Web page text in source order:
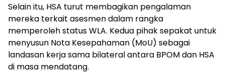
Selain itu, HSA turut membagikan pengalaman
mereka terkait asesmen dalam rangka
memperoleh status WLA. Kedua pihak sepakat untuk
menyusun Nota Kesepahaman (MoU) sebagai
landasan kerja sama bilateral antara BPOM dan HSA
di masa mendatang.